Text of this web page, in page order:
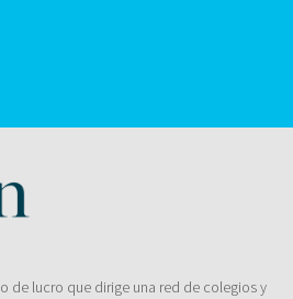
de lucro que dirige una red de colegios y